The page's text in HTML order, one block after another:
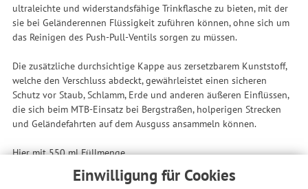
Einwilligung für Cookies
ultraleichte und widerstandsfähige Trinkflasche zu bieten, mit der
sie bei Geländerennen Flüssigkeit zuführen können, ohne sich um
das Reinigen des Push-Pull-Ventils sorgen zu müssen.
Die zusätzliche durchsichtige Kappe aus zersetzbarem Kunststoff,
welche den Verschluss abdeckt, gewährleistet einen sicheren
Schutz vor Staub, Schlamm, Erde und anderen äußeren Einflüssen,
die sich beim MTB-Einsatz bei Bergstraßen, holperigen Strecken
und Geländefahrten auf dem Ausguss ansammeln können.
Hier mit 550 ml Füllmenge.